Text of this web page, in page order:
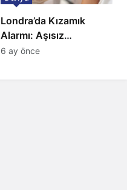
Londra’da Kızamık
Alarmı: Aşısız
Öğrenciler Okullardan
6 ay önce